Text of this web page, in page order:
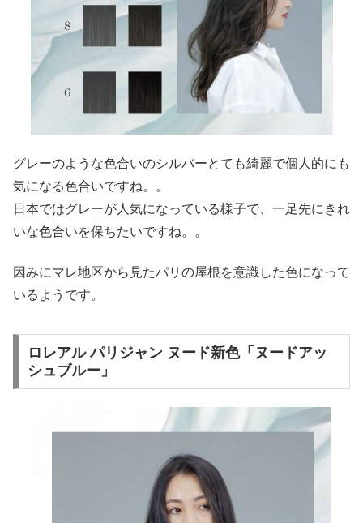
グレーのような色合いのシルバーとても綺麗で個人的にも
気になる色合いですね。。
日本ではグレーが人気になっている様子で、一足先にきれ
いな色合いを保ちたいですね。。
因みにマレ地区から見たパリの屋根を意識した色になって
いるようです。
ロレアル パリジャン ヌード新色「ヌードアッ
シュブルー」